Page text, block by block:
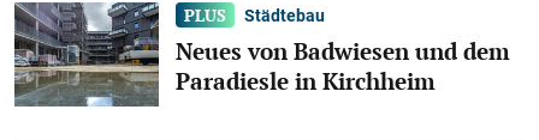
Städtebau
Neues von Badwiesen und dem
Paradiesle in Kirchheim